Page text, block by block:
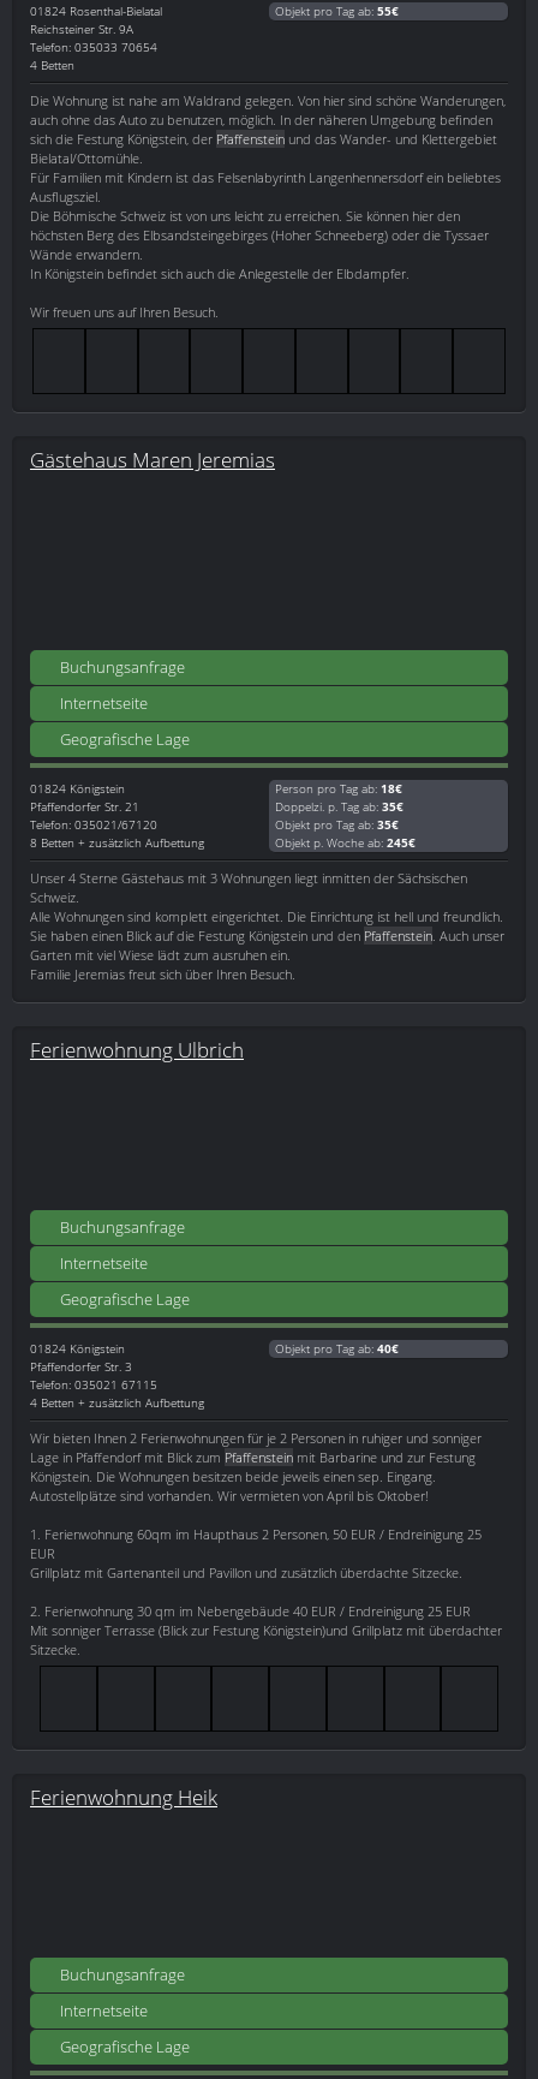
01824 Rosenthal-Bielatal
Reichsteiner Str. 9A
Telefon: 035033 70654
4 Betten
Objekt pro Tag ab: 55€
Die Wohnung ist nahe am Waldrand gelegen. Von hier sind schöne Wanderungen,
auch ohne das Auto zu benutzen, möglich. In der näheren Umgebung befinden
sich die Festung Königstein, der Pfaffenstein und das Wander- und Klettergebiet
Bielatal/Ottomühle.
Für Familien mit Kindern ist das Felsenlabyrinth Langenhennersdorf ein beliebtes
Ausflugsziel.
Die Böhmische Schweiz ist von uns leicht zu erreichen. Sie können hier den
höchsten Berg des Elbsandsteingebirges (Hoher Schneeberg) oder die Tyssaer
Wände erwandern.
In Königstein befindet sich auch die Anlegestelle der Elbdampfer.
Wir freuen uns auf Ihren Besuch.
Gästehaus Maren Jeremias
Buchungsanfrage
Internetseite
Geografische Lage
01824 Königstein
Pfaffendorfer Str. 21
Telefon: 035021/67120
8 Betten + zusätzlich Aufbettung
Person pro Tag ab: 18€
Doppelzi. p. Tag ab: 35€
Objekt pro Tag ab: 35€
Objekt p. Woche ab: 245€
Unser 4 Sterne Gästehaus mit 3 Wohnungen liegt inmitten der Sächsischen
Schweiz.
Alle Wohnungen sind komplett eingerichtet. Die Einrichtung ist hell und freundlich.
Sie haben einen Blick auf die Festung Königstein und den Pfaffenstein . Auch unser
Garten mit viel Wiese lädt zum ausruhen ein.
Familie Jeremias freut sich über Ihren Besuch.
Ferienwohnung Ulbrich
Buchungsanfrage
Internetseite
Geografische Lage
01824 Königstein
Pfaffendorfer Str. 3
Telefon: 035021 67115
4 Betten + zusätzlich Aufbettung
Objekt pro Tag ab: 40€
Wir bieten Ihnen 2 Ferienwohnungen für je 2 Personen in ruhiger und sonniger
Lage in Pfaffendorf mit Blick zum Pfaffenstein mit Barbarine und zur Festung
Königstein. Die Wohnungen besitzen beide jeweils einen sep. Eingang.
Autostellplätze sind vorhanden. Wir vermieten von April bis Oktober!
1. Ferienwohnung 60qm im Haupthaus 2 Personen, 50 EUR / Endreinigung 25
EUR
Grillplatz mit Gartenanteil und Pavillon und zusätzlich überdachte Sitzecke.
2. Ferienwohnung 30 qm im Nebengebäude 40 EUR / Endreinigung 25 EUR
Mit sonniger Terrasse (Blick zur Festung Königstein)und Grillplatz mit überdachter
Sitzecke.
Ferienwohnung Heik
Buchungsanfrage
Internetseite
Geografische Lage